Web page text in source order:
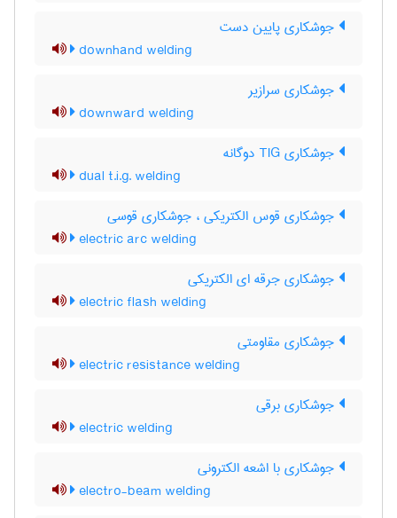
جوشکاری پایین دست
downhand welding
جوشکاری سرازیر
downward welding
جوشکاری TIG دوگانه
dual t.i.g. welding
جوشکاری قوس الکتریکی ، جوشکاری قوسی
electric arc welding
جوشکاری جرقه ای الکتریکی
electric flash welding
جوشکاری مقاومتی
electric resistance welding
جوشکاری برقی
electric welding
جوشکاری با اشعه الکترونی
electro-beam welding